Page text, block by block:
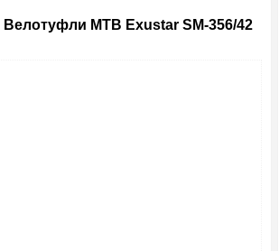
Велотуфли MTB Exustar SM-356/42